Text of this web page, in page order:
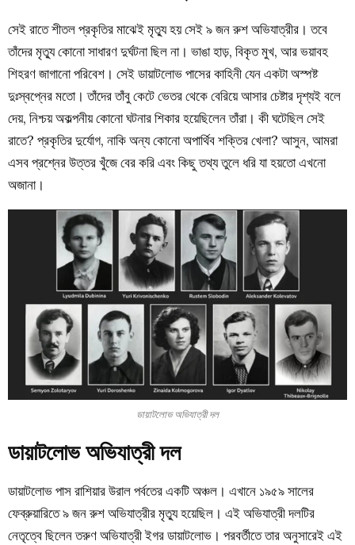
সেই রাতে শীতল প্রকৃতির মাঝেই মৃত্যু হয় সেই ৯ জন রুশ অভিযাত্রীর। তবে
তাঁদের মৃত্যু কোনো সাধারণ দুর্ঘটনা ছিল না। ভাঙা হাড়, বিকৃত মুখ, আর ভয়াবহ
শিহরণ জাগানো পরিবেশ। সেই ডায়াটলোভ পাসের কাহিনী যেন একটা অস্পষ্ট
দুঃস্বপ্নের মতো। তাঁদের তাঁবু কেটে ভেতর থেকে বেরিয়ে আসার চেষ্টার দৃশ্যই বলে
দেয়, নিশ্চয় অকল্পনীয় কোনো ঘটনার শিকার হয়েছিলেন তাঁরা। কী ঘটেছিল সেই
রাতে? প্রকৃতির দুর্যোগ, নাকি অন্য কোনো অপার্থিব শক্তির খেলা? আসুন, আমরা
এসব প্রশ্নের উত্তর খুঁজে বের করি এবং কিছু তথ্য তুলে ধরি যা হয়তো এখনো
অজানা।
ডায়াটলোভ অভিযাত্রী দল
ডায়াটলোভ অভিযাত্রী দল
ডায়াটলোভ পাসরাশিয়ারউরাল পর্বতেরএকটি অঞ্চল। এখানে ১৯৫৯ সালের
ফেব্রুয়ারিতে ৯ জন রুশ অভিযাত্রীর মৃত্যু হয়েছিল। এই অভিযাত্রী দলটির
নেতৃত্বে ছিলেন তরুণ অভিযাত্রীইগর ডায়াটলোভ । পরবর্তীতে তার অনুসারেই এই